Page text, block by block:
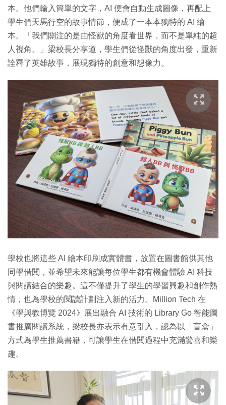
本。他們輸入簡單的文字，AI 便會自動生成圖像，再配上
學生們天馬行空的故事情節，便成了一本本獨特的 AI 繪
本。「我們關注的是由怪獸的角度看世界，而不是單純的超
人視角。」梁校長分享道，學生們從怪獸的角度出發，重新
詮釋了英雄故事，展現獨特的創意和想像力。
學校也將這些 AI 繪本印刷成實體書，放置在圖書館供其他
同學借閱，並希望未來能讓每位學生都有機會體驗 AI 科技
與閱讀結合的樂趣。這不僅提升了學生的學習興趣和創作熱
情，也為學校的閱讀計劃注入新的活力。Million Tech 在
《學與教博覽 2024》展出融合 AI 技術的 Library Go 智能圖
書推廣閱讀系統，梁校長亦表示有意引入，認為以「盲盒」
方式為學生推薦書籍，可讓學生在借閱過程中充滿驚喜和樂
趣。